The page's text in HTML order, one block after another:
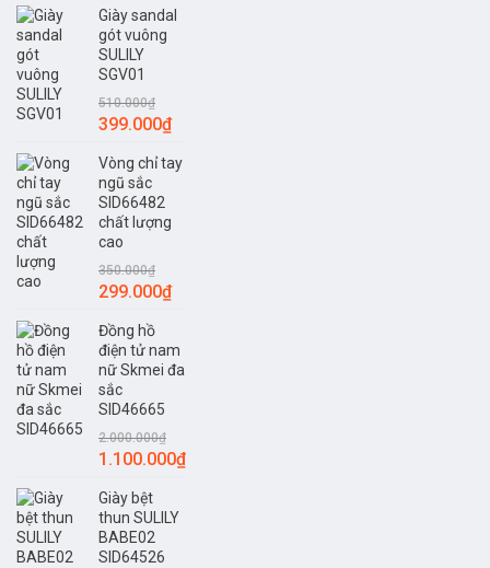
Giày sandal
gót vuông
SULILY
SGV01
510.000₫
Giá
là:
510.000₫.
399.000₫Giá
tại
Vòng chỉ tay
ngũ sắc
SID66482
chất lượng
cao
350.000₫
Giá
là:
350.000₫.
299.000₫Giá
là:
Đồng hồ
điện tử nam
nữ Skmei đa
sắc
SID46665
2.000.000₫
Giá
là:
2.000.000₫.
1.100.000₫Giá
Giày bệt
thun SULILY
BABE02
SID64526